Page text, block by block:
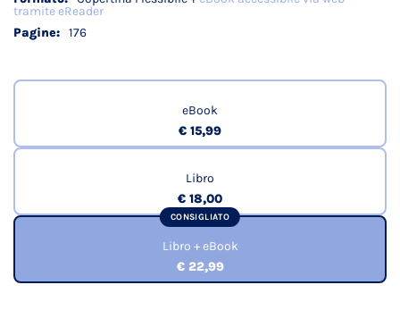
tramite eReader
176
eBook
€ 15,99
Libro
€ 18,00
CONSIGLIATO
Libro + eBook
€ 22,99